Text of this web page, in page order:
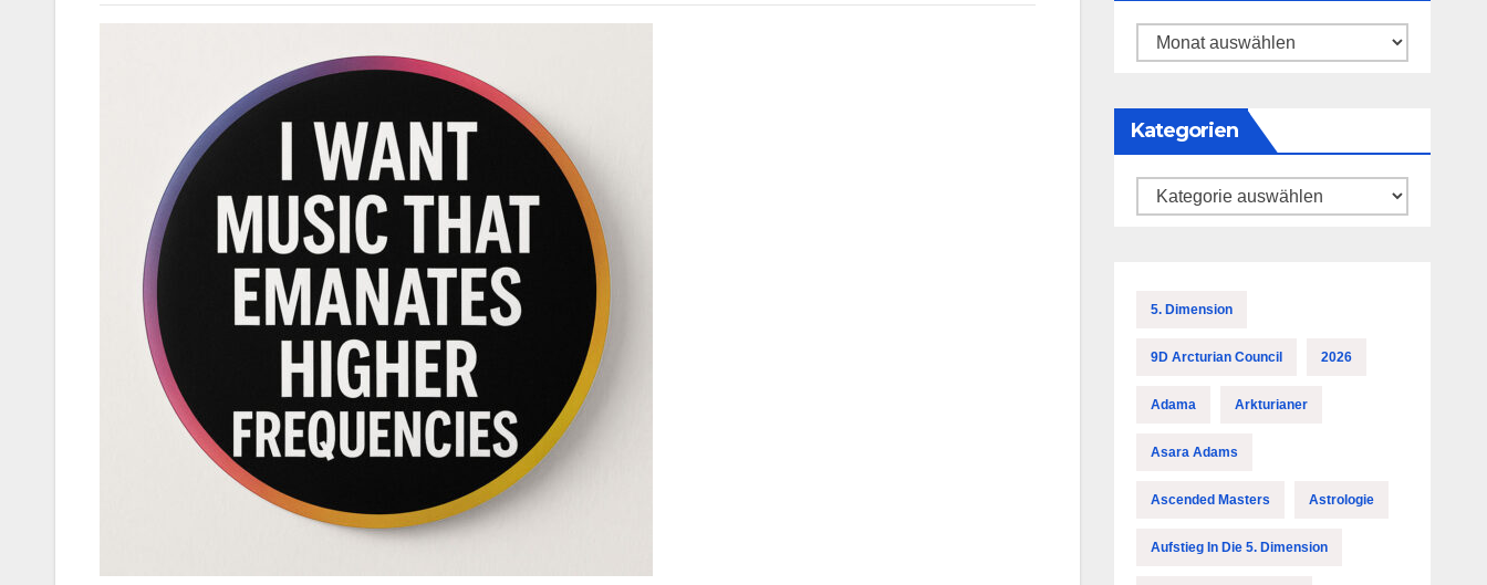
Archiv
Kategorien
Kategorien
5. Dimension
9D Arcturian Council 2026
Adama Arkturianer
Asara Adams
Ascended Masters Astrologie
Aufstieg In Die 5. Dimension